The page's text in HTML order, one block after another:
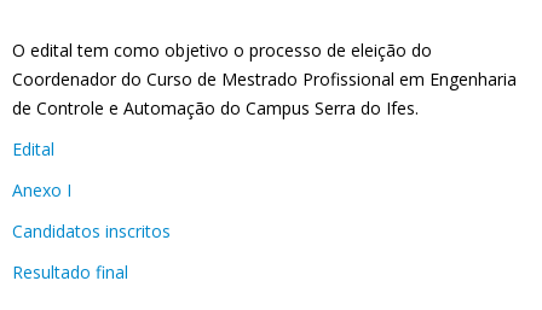
O edital tem como objetivo o processo de eleição do
Coordenador do Curso de Mestrado Profissional em Engenharia
de Controle e Automação do Campus Serra do Ifes.
Edital
Anexo I
Candidatos inscritos
Resultado final